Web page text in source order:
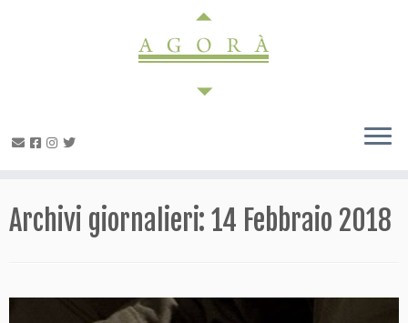
Archivi giornalieri: 14 Febbraio 2018